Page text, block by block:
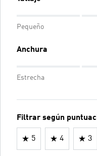
Pequeño
Anchura
Estrecha
Filtrar según
5 4 3